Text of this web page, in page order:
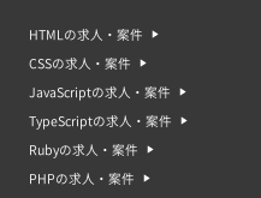
HTMLの求人・案件
CSSの求人・案件
JavaScriptの求人・案件
TypeScriptの求人・案件
Rubyの求人・案件
PHPの求人・案件